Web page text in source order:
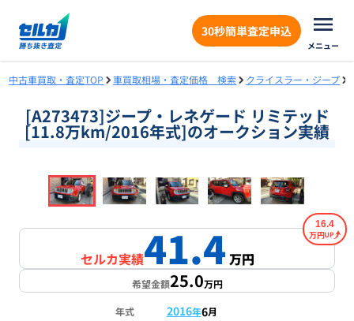
30秒簡単査定申込
メニュー
中古車買取・査定TOP 車買取相場・査定価格 検索 クライスラー・ジープ
[A273473]ジープ・レネゲード リミテッド
[11.8万km/2016年式]のオークション実績
1/18
セルカ実績41.4万円
16.4
万円
希望金額25.0万円
年式 2016年6月